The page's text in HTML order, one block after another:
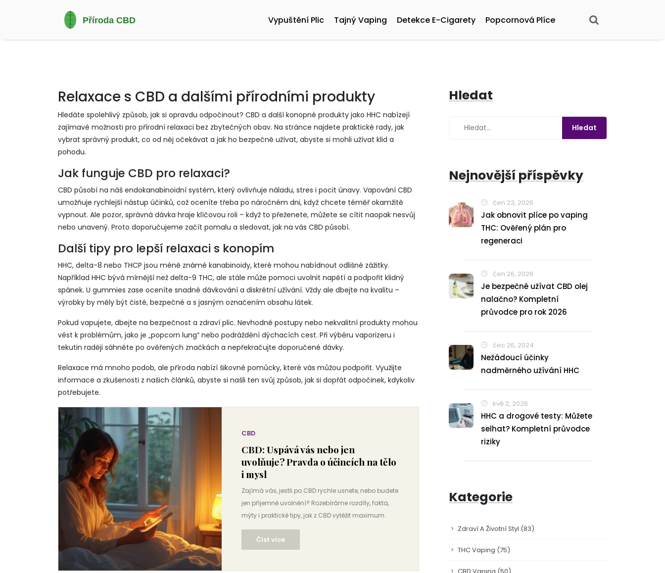
Vypuštění Plic Tajný Vaping Detekce E-Cigarety Popcornová Plíce
Relaxace s CBD a dalšími přírodními produkty
Hledáte spolehlivý způsob, jak si opravdu odpočinout? CBD a další konopné produkty jako HHC nabízejí
zajímavé možnosti pro přírodní relaxaci bez zbytečných obav. Na stránce najdete praktické rady, jak
vybrat správný produkt, co od něj očekávat a jak ho bezpečně užívat, abyste si mohli užívat klid a
pohodu.
Jak funguje CBD pro relaxaci?
CBD působí na náš endokanabinoidní systém, který ovlivňuje náladu, stres i pocit únavy. Vapování CBD
umožňuje rychlejší nástup účinků, což oceníte třeba po náročném dni, když chcete téměř okamžitě
vypnout. Ale pozor, správná dávka hraje klíčovou roli – když to přeženete, můžete se cítit naopak nesvůj
nebo unavený. Proto doporučujeme začít pomalu a sledovat, jak na vás CBD působí.
Další tipy pro lepší relaxaci s konopím
HHC, delta-8 nebo THCP jsou méně známé kanabinoidy, které mohou nabídnout odlišné zážitky.
Například HHC bývá mírnější než delta-9 THC, ale stále může pomoci uvolnit napětí a podpořit klidný
spánek. U gummies zase oceníte snadné dávkování a diskrétní užívání. Vždy ale dbejte na kvalitu –
výrobky by měly být čisté, bezpečné a s jasným označením obsahu látek.
Pokud vapujete, dbejte na bezpečnost a zdraví plic. Nevhodné postupy nebo nekvalitní produkty mohou
vést k problémům, jako je „popcorn lung“ nebo podráždění dýchacích cest. Při výběru vaporizeru i
tekutin raději sáhněte po ověřených značkách a nepřekračujte doporučené dávky.
Relaxace má mnoho podob, ale příroda nabízí šikovné pomůcky, které vás můžou podpořit. Využijte
informace a zkušenosti z našich článků, abyste si našli ten svůj způsob, jak si dopřát odpočinek, kdykoliv
potřebujete.
CBD
CBD: Uspává vás nebo jen
uvolňuje? Pravda o účincích na tělo
i mysl
Zajímá vás, jestli po CBD rychle usnete, nebo budete
jen příjemně uvolnění? Rozebíráme rozdíly, fakta,
mýty i praktické tipy, jak z CBD vytěžit maximum.
Číst více
Hledat
Nejnovější příspěvky
čen 23, 2026
Jak obnovit plíce po vaping
THC: Ověřený plán pro
regeneraci
čen 26, 2026
Je bezpečné užívat CBD olej
nalačno? Kompletní
průvodce pro rok 2026
čec 26, 2024
Nežádoucí účinky
nadměrného užívání HHC
kvě 2, 2026
HHC a drogové testy: Můžete
selhat? Kompletní průvodce
riziky
Kategorie
Zdraví A Životní Styl (83)
THC Vaping (75)